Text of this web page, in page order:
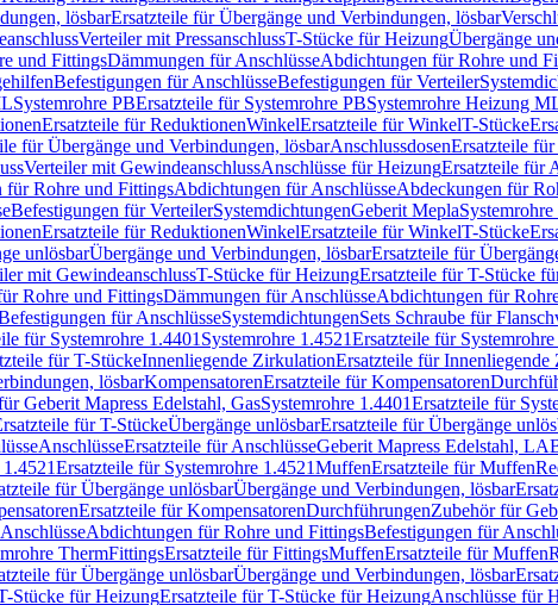
lösbarErsatzteile für Übergänge und Verbindungen, lösbar
Verteiler mit PressanschlussT-Stücke für HeizungÜbergänge
und FittingsDämmungen für AnschlüsseAbdichtungen für Rohre und
Befestigungen für AnschlüsseBefestigungen für Verteiler
Systemrohre PBErsatzteile für Systemrohre PBSystemrohre Heizung
Ersatzteile für ReduktionenWinkelErsatzteile für WinkelT-Stücke
für Übergänge und Verbindungen, lösbarAnschlussdosenErsatzteile für
Verteiler mit GewindeanschlussAnschlüsse für HeizungErsatzteile für
für Rohre und FittingsAbdichtungen für AnschlüsseAbdeckungen für
Befestigungen für VerteilerSystemdichtungenGeberit Mepla
Ersatzteile für ReduktionenWinkelErsatzteile für WinkelT-Stücke
unlösbarÜbergänge und Verbindungen, lösbarErsatzteile für
mit GewindeanschlussT-Stücke für HeizungErsatzteile für T-Stücke
Rohre und FittingsDämmungen für AnschlüsseAbdichtungen für
für AnschlüsseSystemdichtungenSets Schraube für
für Systemrohre 1.4401 Systemrohre 1.4521Ersatzteile für Systemrohre
für T-StückeInnenliegende ZirkulationErsatzteile für Innenliegende
lösbarKompensatorenErsatzteile für Kompensatoren
Geberit Mapress Edelstahl, GasSystemrohre 1.4401Ersatzteile für
für T-StückeÜbergänge unlösbarErsatzteile für Übergänge
AnschlüsseErsatzteile für AnschlüsseGeberit Mapress Edelstahl,
Ersatzteile für Systemrohre 1.4521MuffenErsatzteile für Muffen
für Übergänge unlösbarÜbergänge und Verbindungen, lösbar
Ersatzteile für KompensatorenDurchführungenZubehör für
Abdichtungen für Rohre und FittingsBefestigungen für
ThermFittingsErsatzteile für FittingsMuffenErsatzteile für Muffen
für Übergänge unlösbarÜbergänge und Verbindungen, lösbar
Stücke für HeizungErsatzteile für T-Stücke für HeizungAnschlüsse für